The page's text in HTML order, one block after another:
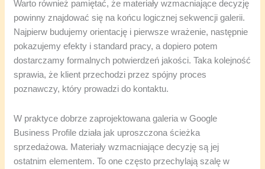
Warto również pamiętać, że materiały wzmacniające decyzję
powinny znajdować się na końcu logicznej sekwencji galerii.
Najpierw budujemy orientację i pierwsze wrażenie, następnie
pokazujemy efekty i standard pracy, a dopiero potem
dostarczamy formalnych potwierdzeń jakości. Taka kolejność
sprawia, że klient przechodzi przez spójny proces
poznawczy, który prowadzi do kontaktu.
W praktyce dobrze zaprojektowana galeria w Google
Business Profile działa jak uproszczona ścieżka
sprzedażowa. Materiały wzmacniające decyzję są jej
ostatnim elementem. To one często przechylają szalę w